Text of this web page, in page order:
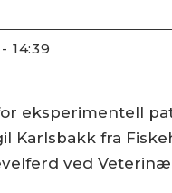
- 14:39
eksperimentell
Karlsbakk fra
ved